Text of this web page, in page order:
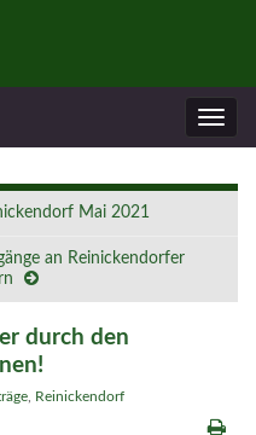
Mai 2021
an Reinickendorfer
durch den
Reinickendorf